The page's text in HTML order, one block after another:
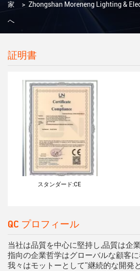
家
へ
>
証明書
スタンダード:CE
QC プロフィール
当社は品質を中心に堅持し,品質は企
指向の企業哲学はグローバルな顧客
我々はモットーとして"継続的な開発